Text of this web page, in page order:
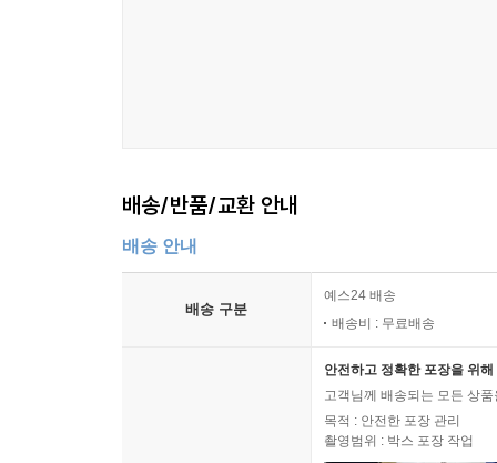
배송/반품/교환 안내
배송 안내
배송 구분
예스24 배송
배송비 : 무료배송
안전하고 정확한 포장을 위
고객님께 배송되는 모든 상
목적 : 안전한 포장 관리
촬영범위 : 박스 포장 작업